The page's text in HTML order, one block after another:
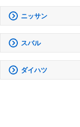
ニッサン
スバル
ダイハツ